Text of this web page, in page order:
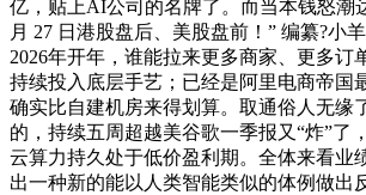
亿，贴上AI公司的名牌了。而当本钱怒潮
月 27 日港股盘后、美股盘前！” 编纂?小
2026年开年，谁能拉来更多商家、更多订
持续投入底层手艺；已经是阿里电商帝国
确实比自建机房来得划算。取通俗人无缘
的，持续五周超越美谷歌一季报又“炸”了
云算力持久处于低价盈利期。全体来看业
出一种新的能以人类智能类似的体例做出